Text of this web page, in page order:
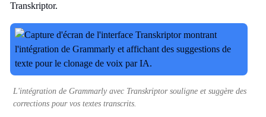
Transkriptor.
L'intégration de Grammarly avec Transkriptor souligne et suggère des
corrections pour vos textes transcrits.